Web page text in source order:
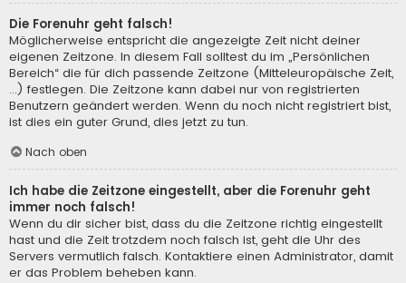
Die Forenuhr geht falsch!
Möglicherweise entspricht die angezeigte Zeit nicht deiner
eigenen Zeitzone. In diesem Fall solltest du im „Persönlichen
Bereich“ die für dich passende Zeitzone (Mitteleuropäische Zeit,
...) festlegen. Die Zeitzone kann dabei nur von registrierten
Benutzern geändert werden. Wenn du noch nicht registriert bist,
ist dies ein guter Grund, dies jetzt zu tun.
Nach oben
Ich habe die Zeitzone eingestellt, aber die Forenuhr geht
immer noch falsch!
Wenn du dir sicher bist, dass du die Zeitzone richtig eingestellt
hast und die Zeit trotzdem noch falsch ist, geht die Uhr des
Servers vermutlich falsch. Kontaktiere einen Administrator, damit
er das Problem beheben kann.